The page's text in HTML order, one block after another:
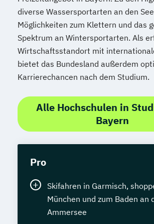
Spezialist*in Sportpsychologie und
Trainingswissenschaft
Spezialist*in
Spezialist*in für digitale
Spezialist*in für systemisches
Management und Coaching
Sprachdiplom "Cambridge
Advanced (CAE)" - C1
Sprachdiplom "Cambridge
Sprachdiplom "Cambridge English:
Staatlich geprüfte*r Übersetzer*in
Staatlich geprüfte*r Übersetzer*in
diverse Wassersportarten an den
Möglichkeiten zum Klettern und das
Spektrum an Wintersportarten. Als
Wirtschaftsstandort mit
bietet das Bundesland außerdem
Karrierechancen nach dem Studium.
Alle Hochschulen in
Bayern
Pro
Skifahren in Garmisch,
München und zum Baden an
Ammersee